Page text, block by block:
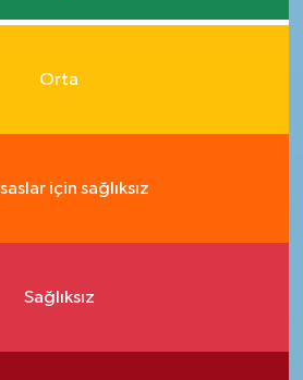
Orta
için sağlıksız
Sağlıksız